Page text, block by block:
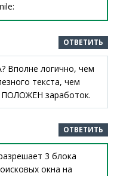
ОТВЕТИТЬ
Вполне логично, чем
текста, чем
заработок.
ОТВЕТИТЬ
3 блока
окна на